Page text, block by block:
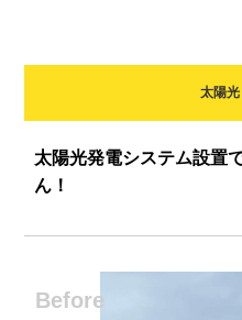
太陽
太陽光発電システム設置
ん！